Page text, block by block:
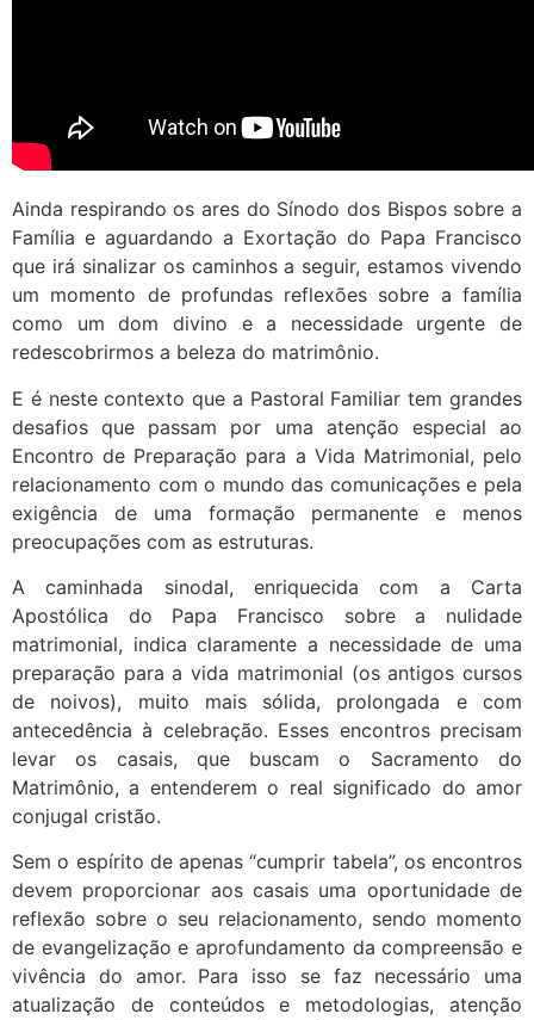
Ainda respirando os ares do Sínodo dos Bispos sobre a
Família e aguardando a Exortação do Papa Francisco
que irá sinalizar os caminhos a seguir, estamos vivendo
um momento de profundas reflexões sobre a família
como um dom divino e a necessidade urgente de
redescobrirmos a beleza do matrimônio.
E é neste contexto que a Pastoral Familiar tem grandes
desafios que passam por uma atenção especial ao
Encontro de Preparação para a Vida Matrimonial, pelo
relacionamento com o mundo das comunicações e pela
exigência de uma formação permanente e menos
preocupações com as estruturas.
A caminhada sinodal, enriquecida com a Carta
Apostólica do Papa Francisco sobre a nulidade
matrimonial, indica claramente a necessidade de uma
preparação para a vida matrimonial (os antigos cursos
de noivos), muito mais sólida, prolongada e com
antecedência à celebração. Esses encontros precisam
levar os casais, que buscam o Sacramento do
Matrimônio, a entenderem o real significado do amor
conjugal cristão.
Sem o espírito de apenas “cumprir tabela”, os encontros
devem proporcionar aos casais uma oportunidade de
reflexão sobre o seu relacionamento, sendo momento
de evangelização e aprofundamento da compreensão e
vivência do amor. Para isso se faz necessário uma
atualização de conteúdos e metodologias, atenção